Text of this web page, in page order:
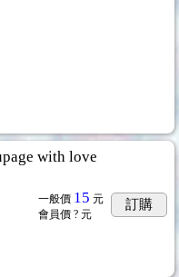
with love
一般價 15 元
會員價 ? 元
訂購